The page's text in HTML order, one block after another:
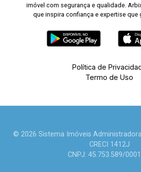
imóvel com segurança e qualidade.
que inspira confiança e expertise que
Política de
Termo de Uso
© 2026 Sistema Imóveis
CRECI 1412J
CNPJ: 45.753.589/